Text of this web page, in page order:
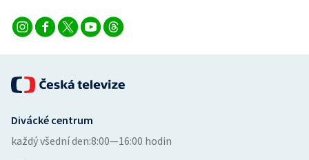
Divácké centrum
každý všední den:8:00—16:00 hodin